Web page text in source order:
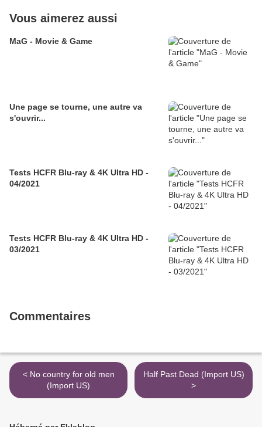
Vous aimerez aussi
MaG - Movie & Game
Une page se tourne, une autre va
s'ouvrir...
Tests HCFR Blu-ray & 4K Ultra HD -
04/2021
Tests HCFR Blu-ray & 4K Ultra HD -
03/2021
Commentaires
< No country for old men
(Import US)
Half Past Dead (Import US)
>